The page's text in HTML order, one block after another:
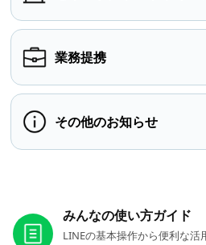
業務提携
その他のお知らせ
みんなの使い方ガイド
LINEの基本操作から便利な活